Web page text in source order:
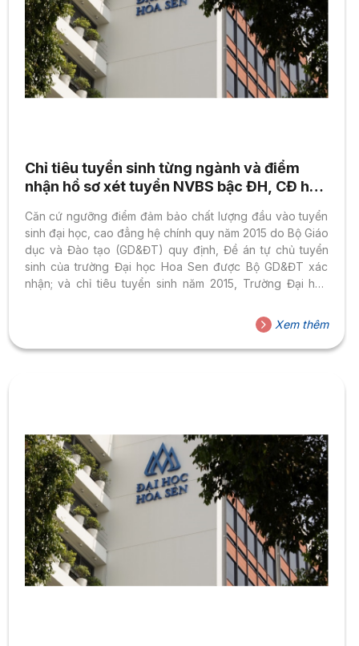
Chỉ tiêu tuyển sinh từng ngành và điểm
nhận hồ sơ xét tuyển NVBS bậc ĐH, CĐ hệ
Căn cứ ngưỡng điểm đảm bảo chất lượng đầu vào tuyển
sinh đại học, cao đẳng hệ chính quy năm 2015 do Bộ Giáo
dục và Đào tạo (GD&ĐT) quy định, Đề án tự chủ tuyển
sinh của trường Đại học Hoa Sen được Bộ GD&ĐT xác
nhận; và chỉ tiêu tuyển sinh năm 2015, Trường Đại học
và tiêu chí xét điểm trúng tuyển như sau: 1. Đối tượng xét
tuyển nguyện vọng bổ sung 1.1. Phương thức 1,2 (thí sinh
sử dụng kết quả thi trung học...
Xem thêm